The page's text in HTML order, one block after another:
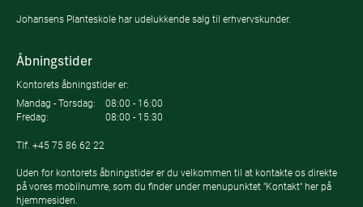
Johansens Planteskole har udelukkende salg til erhvervskunder.
Åbningstider
Kontorets åbningstider er:
Mandag - Torsdag:
08:00 - 16:00
Fredag:
08:00 - 15:30
Tlf. +45 75 86 62 22
Uden for kontorets åbningstider er du velkommen til at kontakte os direkte
på vores mobilnumre, som du finder under menupunktet "Kontakt" her på
hjemmesiden.